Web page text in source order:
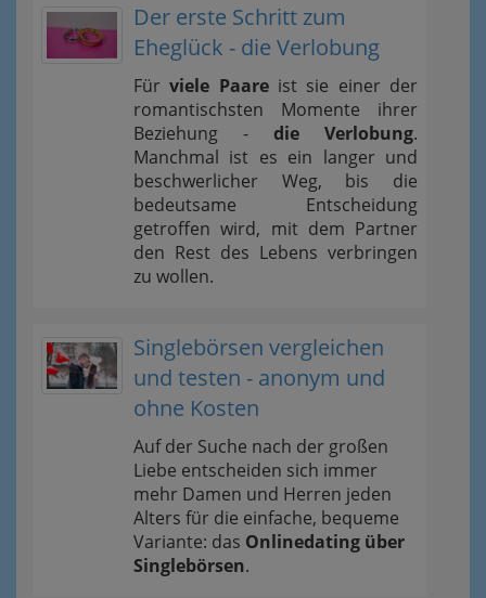
Der erste Schritt zum
Eheglück - die Verlobung
Fürviele Paareist sie einer der
romantischsten Momente ihrer
Beziehung - die Verlobung.
Manchmal ist es ein langer und
beschwerlicher Weg, bis die
bedeutsame Entscheidung
getroffen wird, mit dem Partner
den Rest des Lebens verbringen
zu wollen.
Singlebörsen vergleichen
und testen - anonym und
ohne Kosten
Auf der Suche nach der großen
Liebe entscheiden sich immer
mehr Damen und Herren jeden
Alters für die einfache, bequeme
Variante: das Onlinedating über
Singlebörsen.